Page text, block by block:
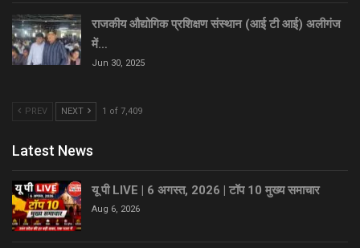
राजकीय औद्योगिक प्रशिक्षण संस्थान (आई टी आई) अलीगंज
में…
Jun 30, 2025
PREV NEXT 1 of 7,409
Latest News
यू पी LIVE | 6 अगस्त, 2026 | टॉप 10 मुख्य समाचार
Aug 6, 2026